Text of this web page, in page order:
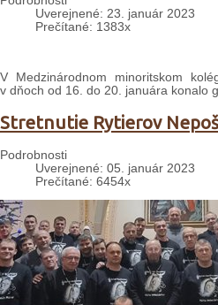
Uverejnené: 23. január 2023
Prečítané: 1383x
V Medzinárodnom minoritskom
v dňoch od 16. do 20. januára konalo
Stretnutie Rytierov
Podrobnosti
Uverejnené: 05. január 2023
Prečítané: 6454x